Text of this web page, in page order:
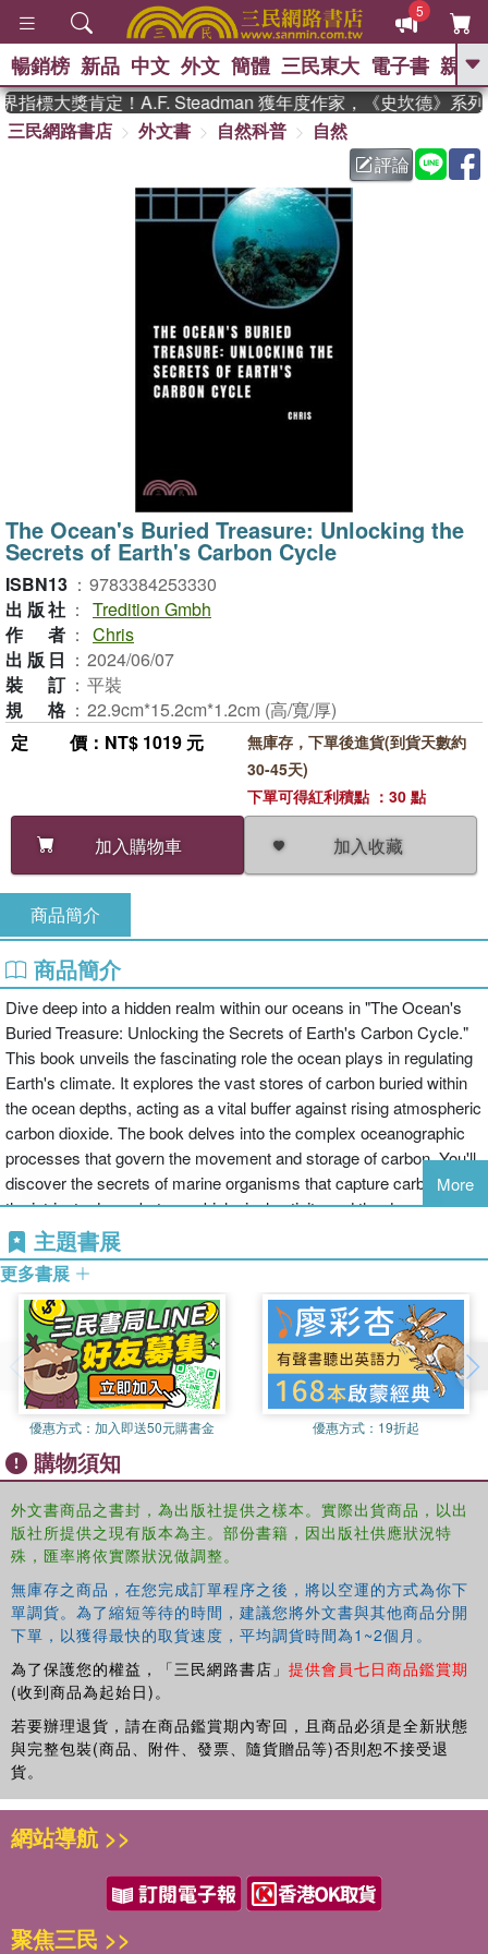
5
GO
熱搜： 東野圭吾 、
父親節 、 如果歷
暑期推薦 、 國際布克
獎 臺灣漫遊錄 、 方念華
登輝時代 、 數學女孩：黎曼猜想
偉大的迷走神經
暢銷榜 新品 中文 外文 簡體 三民東大 電子書 親子
標大獎肯定！A.F. Steadman 獲年度作家，《史坎德》系列
三民網路書店
外文書 自然科普
自然
評論
The Ocean's Buried Treasure: Unlocking the
Secrets of Earth's Carbon Cycle
ISBN13 ： 9783384253330
出版社 ： Tredition Gmbh
作者 ： Chris
出版日 ： 2024/06/07
裝訂 ： 平裝
規格 ： 22.9cm*15.2cm*1.2cm (高/寬/厚)
定價 ：NT$ 1019 元
加入購物車 加入收藏
無庫存，下單後進貨(到貨天數約
30-45天)
下單可得紅利積點 ：30 點
商品簡介
商品簡介
Dive deep into a hidden realm within our oceans in "The Ocean's
Buried Treasure: Unlocking the Secrets of Earth's Carbon Cycle."
This book unveils the fascinating role the ocean plays in regulating
Earth's climate. It explores the vast stores of carbon buried within
the ocean depths, acting as a vital buffer against rising atmospheric
carbon dioxide. The book delves into the complex oceanographic
processes that govern the movement and storage of carbon. You'll
discover the secrets of marine organisms that capture carbon and
the intricate dance between biological activity and the deep
seafloor. "The Ocean's Buried Treasure" isn't just about the past. It
explores how human activities are impacting this delicate balance,
with potential consequences for climate change. The book sheds
light on ongoing research efforts to unlock the mysteries of the
ocean carbon cycle, paving the way for a more sustainable future
for our planet.
More
主題書展
更多書展
優惠方式： 加入即送50元購書金 優惠方式： 19折起
購物須知
外文書商品之書封，為出版社提供之樣本。實際出貨商品，以出
版社所提供之現有版本為主。部份書籍，因出版社供應狀況特
殊，匯率將依實際狀況做調整。
無庫存之商品，在您完成訂單程序之後，將以空運的方式為你下
單調貨。為了縮短等待的時間，建議您將外文書與其他商品分開
下單，以獲得最快的取貨速度，平均調貨時間為1~2個月。
為了保護您的權益，「三民網路書店」 提供會員七日商品鑑賞期
(收到商品為起始日)。
若要辦理退貨，請在商品鑑賞期內寄回，且商品必須是全新狀態
與完整包裝(商品、附件、發票、隨貨贈品等)否則恕不接受退
貨。
網站導航 >>
聚焦三民 >>